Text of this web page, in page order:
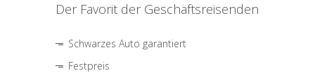
Der Favorit der Geschäftsreisenden
Schwarzes Auto garantiert
Festpreis